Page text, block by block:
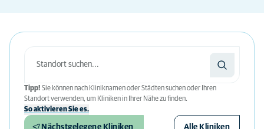
Tipp! Sie können nach Kliniknamen oder Städten suchen oder Ihren
Standort verwenden, um Kliniken in Ihrer Nähe zu finden.
So aktivieren Sie es.
Nächstgelegene Kliniken Alle Kliniken